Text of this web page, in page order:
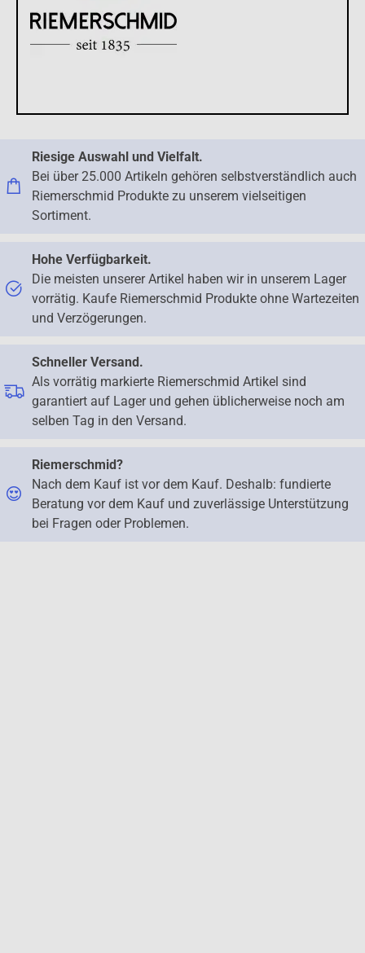
Riesige Auswahl und Vielfalt.
Bei über 25.000 Artikeln gehören selbstverständlich auch
Riemerschmid Produkte zu unserem vielseitigen
Sortiment.
Hohe Verfügbarkeit.
Die meisten unserer Artikel haben wir in unserem Lager
vorrätig. Kaufe Riemerschmid Produkte ohne Wartezeiten
und Verzögerungen.
Schneller Versand.
Als vorrätig markierte Riemerschmid Artikel sind
garantiert auf Lager und gehen üblicherweise noch am
selben Tag in den Versand.
Riemerschmid?
Nach dem Kauf ist vor dem Kauf. Deshalb: fundierte
Beratung vor dem Kauf und zuverlässige Unterstützung
bei Fragen oder Problemen.